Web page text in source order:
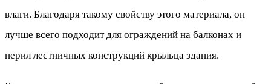
влаги. Благодаря такому свойству этого материала, он
лучше всего подходит для ограждений на балконах и
перил лестничных конструкций крыльца здания.